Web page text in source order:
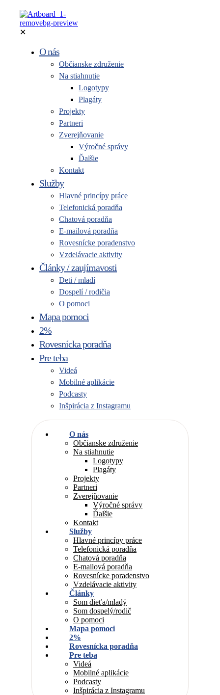
✕
O nás
Občianske združenie
Na stiahnutie
Logotypy
Plagáty
Projekty
Partneri
Zverejňovanie
Výročné správy
Ďalšie
Kontakt
Služby
Hlavné princípy práce
Telefonická poradňa
Chatová poradňa
E-mailová poradňa
Rovesnícke poradenstvo
Vzdelávacie aktivity
Články / zaujímavosti
Deti / mladí
Dospelí / rodičia
O pomoci
Mapa pomoci
2%
Rovesnícka poradňa
Pre teba
Videá
Mobilné aplikácie
Podcasty
Inšpirácia z Instagramu
O nás
Občianske združenie
Na stiahnutie
Logotypy
Plagáty
Projekty
Partneri
Zverejňovanie
Výročné správy
Ďalšie
Kontakt
Služby
Hlavné princípy práce
Telefonická poradňa
Chatová poradňa
E-mailová poradňa
Rovesnícke poradenstvo
Vzdelávacie aktivity
Články
Som dieťa/mladý
Som dospelý/rodič
O pomoci
Mapa pomoci
2%
Rovesnícka poradňa
Pre teba
Videá
Mobilné aplikácie
Podcasty
Inšpirácia z Instagramu